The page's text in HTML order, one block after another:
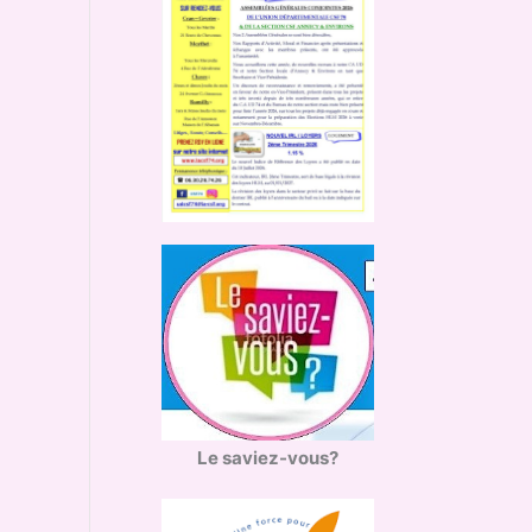
Le saviez-vous?